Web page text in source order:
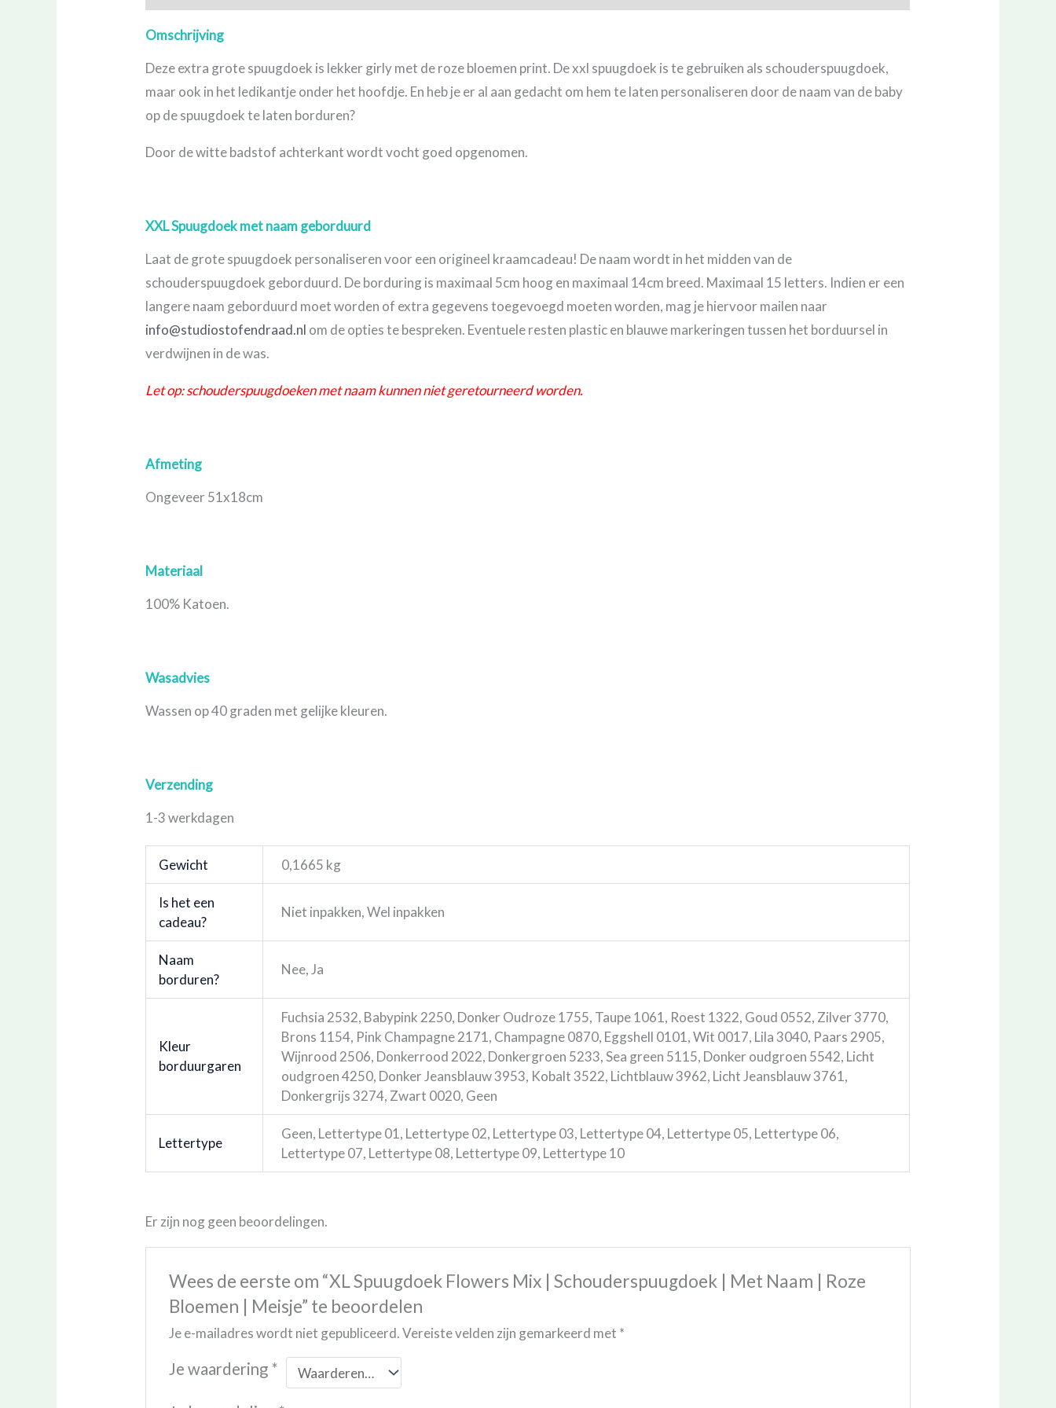
Omschrijving
Deze extra grote spuugdoek is lekker girly met de roze bloemen print. De xxl spuugdoek is te gebruiken als schouderspuugdoek,
maar ook in het ledikantje onder het hoofdje. En heb je er al aan gedacht om hem te laten personaliseren door de naam van de baby
op de spuugdoek te laten borduren?
Door de witte badstof achterkant wordt vocht goed opgenomen.
XXL Spuugdoek met naam geborduurd
Laat de grote spuugdoek personaliseren voor een origineel kraamcadeau! De naam wordt in het midden van de
schouderspuugdoek geborduurd. De borduring is maximaal 5cm hoog en maximaal 14cm breed. Maximaal 15 letters. Indien er een
langere naam geborduurd moet worden of extra gegevens toegevoegd moeten worden, mag je hiervoor mailen naar
info@studiostofendraad.nl om de opties te bespreken. Eventuele resten plastic en blauwe markeringen tussen het borduursel in
verdwijnen in de was.
Let op: schouderspuugdoeken met naam kunnen niet geretourneerd worden.
Afmeting
Ongeveer 51x18cm
Materiaal
100% Katoen.
Wasadvies
Wassen op 40 graden met gelijke kleuren.
Verzending
1-3 werkdagen
Gewicht 0,1665 kg
Is het een
cadeau?
Niet inpakken, Wel inpakken
Naam
borduren?
Nee, Ja
Kleur
borduurgaren
Fuchsia 2532, Babypink 2250, Donker Oudroze 1755, Taupe 1061, Roest 1322, Goud 0552, Zilver 3770,
Brons 1154, Pink Champagne 2171, Champagne 0870, Eggshell 0101, Wit 0017, Lila 3040, Paars 2905,
Wijnrood 2506, Donkerrood 2022, Donkergroen 5233, Sea green 5115, Donker oudgroen 5542, Licht
oudgroen 4250, Donker Jeansblauw 3953, Kobalt 3522, Lichtblauw 3962, Licht Jeansblauw 3761,
Donkergrijs 3274, Zwart 0020, Geen
Lettertype
Geen, Lettertype 01, Lettertype 02, Lettertype 03, Lettertype 04, Lettertype 05, Lettertype 06,
Lettertype 07, Lettertype 08, Lettertype 09, Lettertype 10
Er zijn nog geen beoordelingen.
Wees de eerste om “XL Spuugdoek Flowers Mix | Schouderspuugdoek | Met Naam | Roze
Bloemen | Meisje” te beoordelen
Je e-mailadres wordt niet gepubliceerd.Vereiste velden zijn gemarkeerd met *
Je waardering *